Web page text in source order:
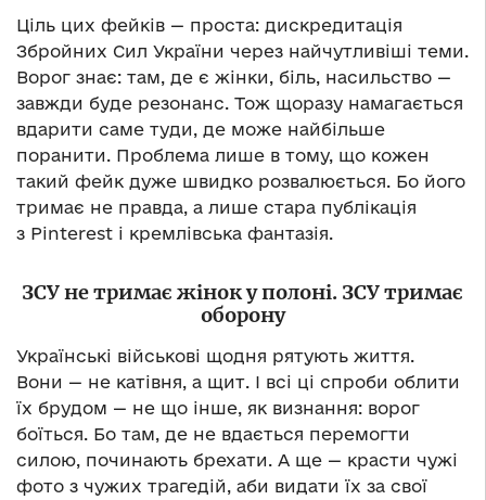
Ціль цих фейків — проста: дискредитація
Збройних Сил України через найчутливіші теми.
Ворог знає: там, де є жінки, біль, насильство —
завжди буде резонанс. Тож щоразу намагається
вдарити саме туди, де може найбільше
поранити. Проблема лише в тому, що кожен
такий фейк дуже швидко розвалюється. Бо його
тримає не правда, а лише стара публікація
з Pinterest і кремлівська фантазія.
ЗСУ не тримає жінок у полоні. ЗСУ тримає
оборону
Українські військові щодня рятують життя.
Вони — не катівня, а щит. І всі ці спроби облити
їх брудом — не що інше, як визнання: ворог
боїться. Бо там, де не вдається перемогти
силою, починають брехати. А ще — красти чужі
фото з чужих трагедій, аби видати їх за свої